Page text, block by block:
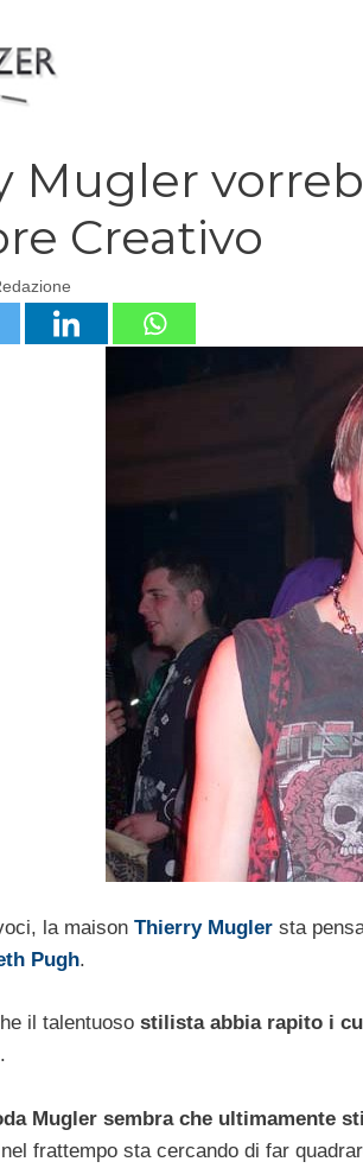
Mugler
Creativo
la maison Thierry Mugler sta
Pugh.
il talentuoso stilista abbia rapito i
Mugler sembra che ultimamente
frattempo sta cercando di far